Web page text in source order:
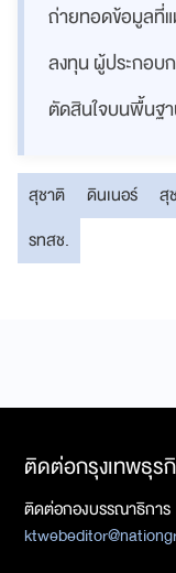
ถ่ายทอดข้อมูลที่
ลงทุน ผู้ประกอบ
ตัดสินใจบนพื้นฐา
สุชาติ ดินเนอร์ สุ
รทสช.
ติดต่อกรุงเทพธุร
ติดต่อกองบรรณาธิการ